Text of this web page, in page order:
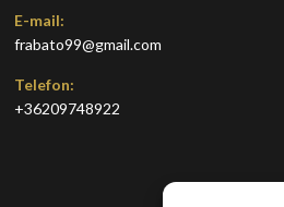
E-mail:
frabato99@gmail.com
Telefon:
+36209748922